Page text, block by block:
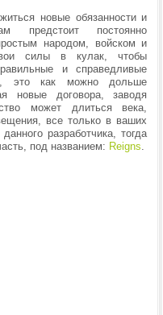
новые обязанности и
предстоит постоянно
народом, войском и
силы в кулак, чтобы
и справедливые
это как можно дольше
новые договора, заводя
может длиться века,
все только в ваших
разработчика, тогда
под названием: Reigns.